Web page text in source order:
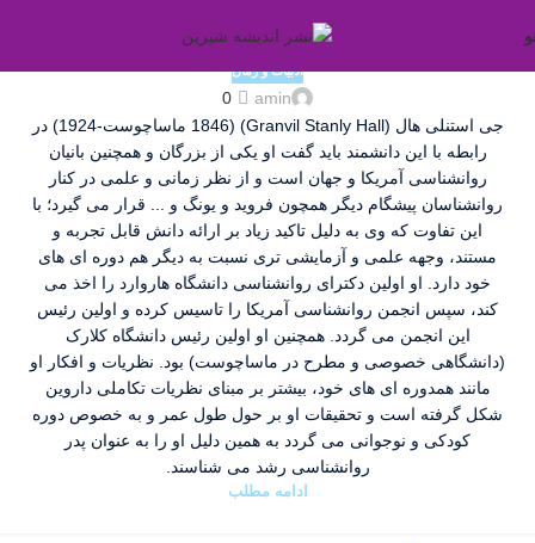
ادبیات و رمان
amin
0
جی استنلی هال (Granvil Stanly Hall) (1846 ماساچوست-1924) در
رابطه با این دانشمند باید گفت او یکی از بزرگان و همچنین بانیان
روانشناسی آمریکا و جهان است و از نظر زمانی و علمی در کنار
روانشناسان پیشگام دیگر همچون فروید و یونگ و ... قرار می گیرد؛ با
این تفاوت که وی به دلیل تاکید زیاد بر ارائه دانش قابل تجربه و
مستند، وجهه علمی و آزمایشی تری نسبت به دیگر هم دوره ای های
خود دارد. او اولین دکترای روانشناسی دانشگاه هاروارد را اخذ می
کند، سپس انجمن روانشناسی آمریکا را تاسیس کرده و اولین رئیس
این انجمن می گردد. همچنین او اولین رئیس دانشگاه کلارک
(دانشگاهی خصوصی و مطرح در ماساچوست) بود. نظریات و افکار او
مانند همدوره ای های خود، بیشتر بر مبنای نظریات تکاملی داروین
شکل گرفته است و تحقیقات او بر حول طول عمر و به خصوص دوره
کودکی و نوجوانی می گردد به همین دلیل او را به عنوان پدر
روانشناسی رشد می شناسند.
ادامه مطلب